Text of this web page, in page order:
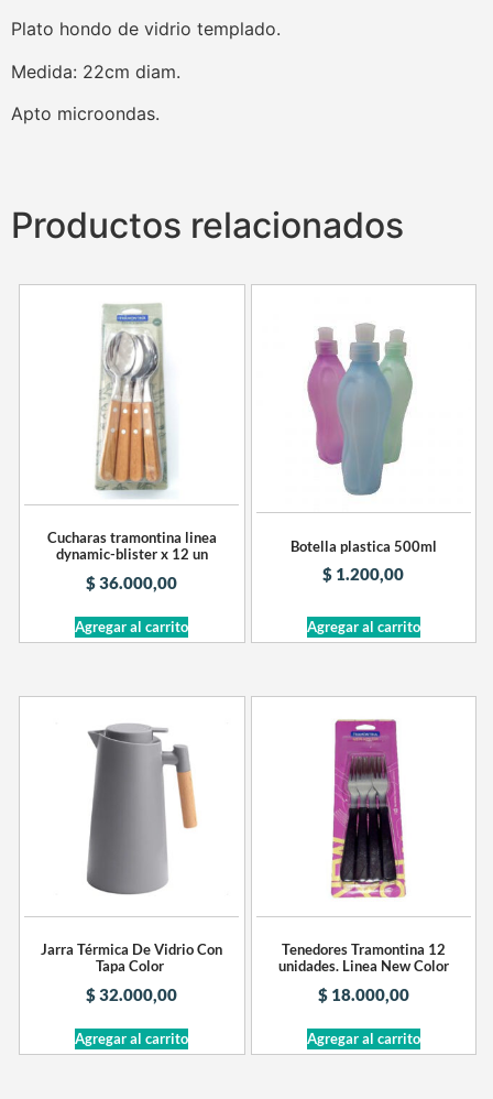
Plato hondo de vidrio templado.
Medida: 22cm diam.
Apto microondas.
Productos relacionados
Cucharas tramontina linea
dynamic-blister x 12 un
$36.000,00
Agregar al carrito
Botella plastica 500ml
$ 1.200,00
Agregar al carrito
Jarra Térmica De Vidrio Con
Tapa Color
$32.000,00
Agregar al carrito
Tenedores Tramontina 12
unidades. Linea New Color
$18.000,00
Agregar al carrito